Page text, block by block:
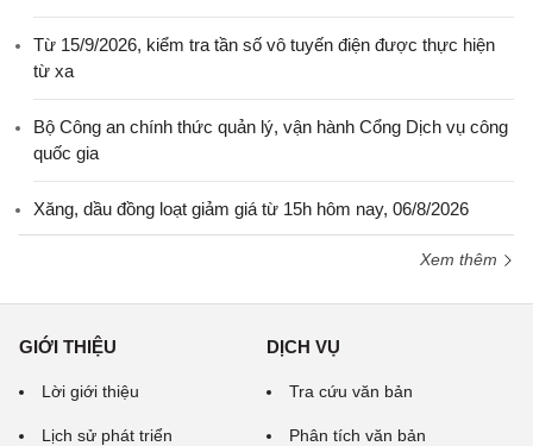
Từ 15/9/2026, kiểm tra tần số vô tuyến điện được thực hiện
từ xa
Bộ Công an chính thức quản lý, vận hành Cổng Dịch vụ công
quốc gia
Xăng, dầu đồng loạt giảm giá từ 15h hôm nay, 06/8/2026
Xem thêm
GIỚI THIỆU
Lời giới thiệu
Lịch sử phát triển
DỊCH VỤ
Tra cứu văn bản
Phân tích văn bản